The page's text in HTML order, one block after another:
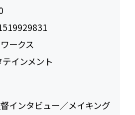
ークス
インメント
インタビュー／メイキング